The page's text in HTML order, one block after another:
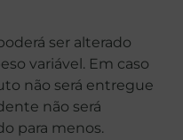
ser alterado
variável. Em caso
não será entregue
não será
para menos.